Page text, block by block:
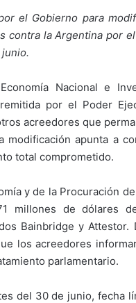
el Gobierno para
contra la Argentina por
Nacional e
por el Poder
acreedores que
modificación apunta a
total comprometido.
y de la Procuración
millones de dólares
Bainbridge y Attestor.
los acreedores
parlamentario.
del 30 de junio, fecha